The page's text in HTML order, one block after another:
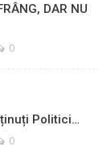
DAR NU
0
Politici…
0